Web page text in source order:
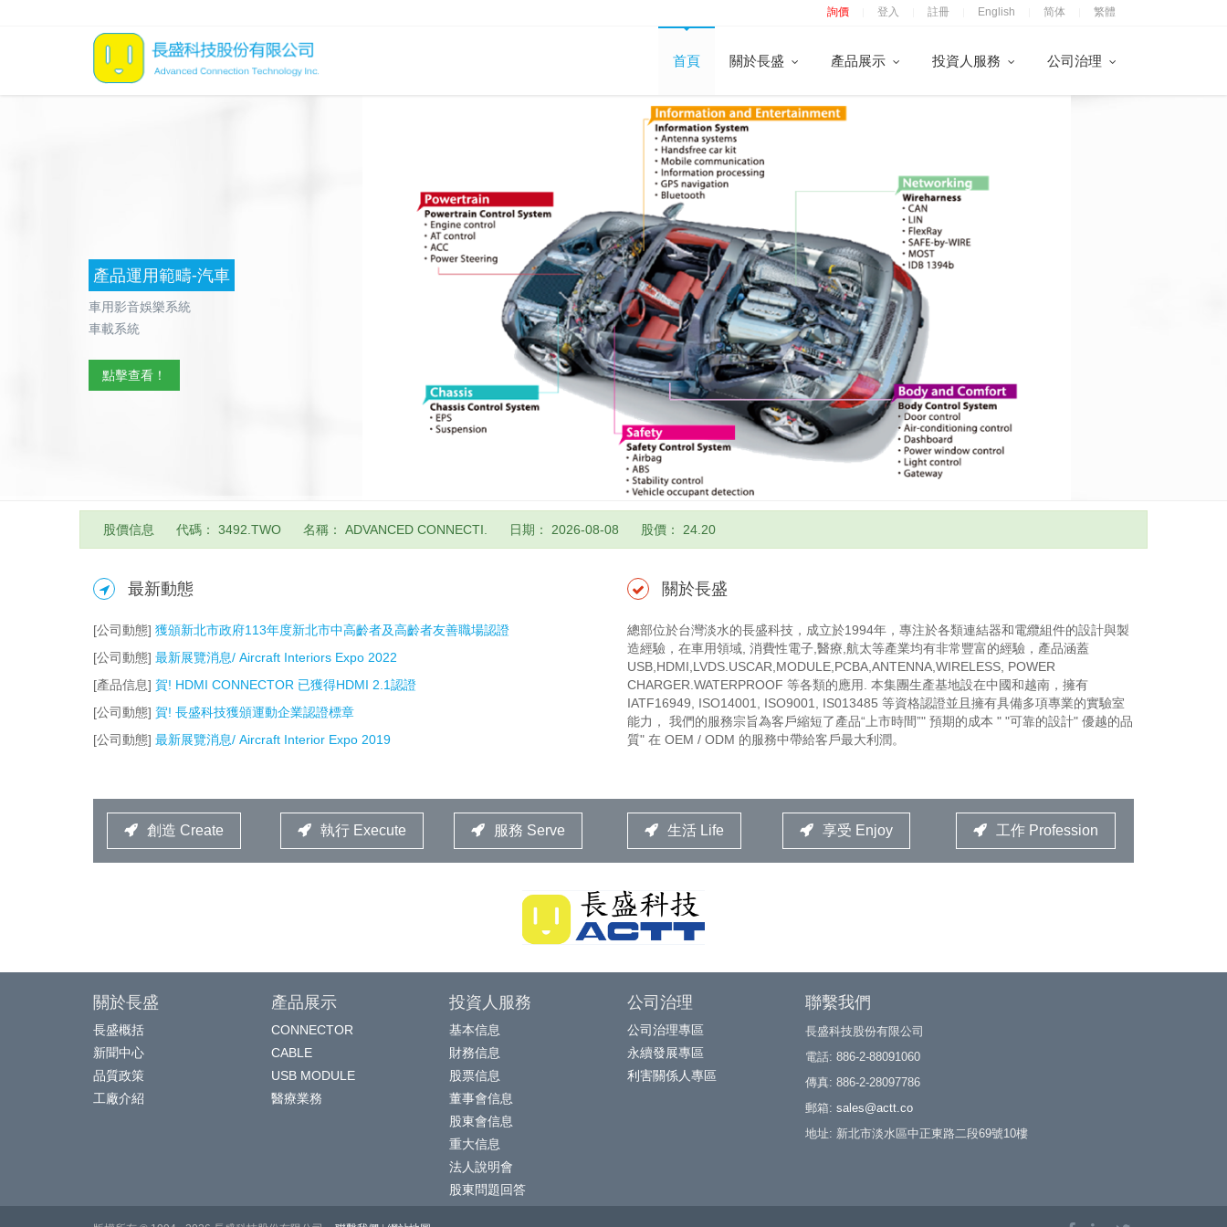
詢價 登入 註冊 English 简体 繁體
首頁 關於長盛 產品展示 投資人服務 公司治理
產品運用範疇-汽車
車用影音娛樂系統
車載系統
點擊查看！
股價信息 代碼： 3492.TWO 名稱： ADVANCED CONNECTI. 日期： 2026-08-08 股價： 24.20
最新動態
[公司動態] 獲頒新北市政府113年度新北市中高齡者及高齡者友善職場認證
[公司動態] 最新展覽消息/ Aircraft Interiors Expo 2022
[產品信息] 賀! HDMI CONNECTOR 已獲得HDMI 2.1認證
[公司動態] 賀! 長盛科技獲頒運動企業認證標章
[公司動態] 最新展覽消息/ Aircraft Interior Expo 2019
關於長盛
總部位於台灣淡水的長盛科技，成立於1994年，專注於各類連結器和電纜組件的設計與製
造經驗，在車用領域, 消費性電子,醫療,航太等產業均有非常豐富的經驗，產品涵蓋
USB,HDMI,LVDS.USCAR,MODULE,PCBA,ANTENNA,WIRELESS, POWER
CHARGER.WATERPROOF 等各類的應用. 本集團生產基地設在中國和越南，擁有
IATF16949, ISO14001, ISO9001, IS013485 等資格認證並且擁有具備多項專業的實驗室
能力， 我們的服務宗旨為客戶縮短了產品“上市時間”" 預期的成本 " "可靠的設計" 優越的品
質" 在 OEM / ODM 的服務中帶給客戶最大利潤。
創造 Create 執行 Execute 服務 Serve 生活 Life 享受 Enjoy 工作 Profession
關於長盛
長盛概括
新聞中心
品質政策
工廠介紹
產品展示
CONNECTOR
CABLE
USB MODULE
醫療業務
投資人服務
基本信息
財務信息
股票信息
董事會信息
股東會信息
重大信息
法人說明會
股東問題回答
公司治理
公司治理專區
永續發展專區
利害關係人專區
聯繫我們
長盛科技股份有限公司
電話: 886-2-88091060
傳真: 886-2-28097786
郵箱: sales@actt.co
地址: 新北市淡水區中正東路二段69號10樓